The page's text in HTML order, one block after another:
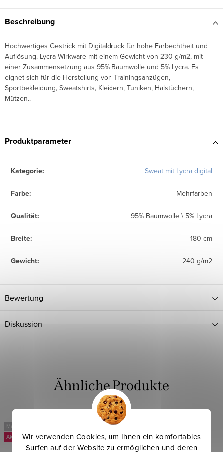
Wir verwenden Cookies, um Ihnen ein komfortables
Surfen auf der Website zu ermöglichen und deren
Beschreibung
Hochwertiges Gestrick mit Digitaldruck für hohe Farbechtheit und
Auflösung. Lycra-Wirkware mit einem Gewicht von 230 g/m2, mit
einer Zusammensetzung aus 95% Baumwolle und 5% Lycra. Es
eignet sich für die Herstellung von Trainingsanzügen,
Sportbekleidung, Sweatshirts, Kleidern, Tuniken, Halstüchern,
Mützen..
Produktparameter
Kategorie: Sweat mit Lycra digital
Farbe: Mehrfarben
Qualität: 95% Baumwolle \ 5% Lycra
Breite: 180 cm
Gewicht: 240 g/m2
Bewertung
Diskussion
Mehr für weniger
-3 %
Mehr für weniger